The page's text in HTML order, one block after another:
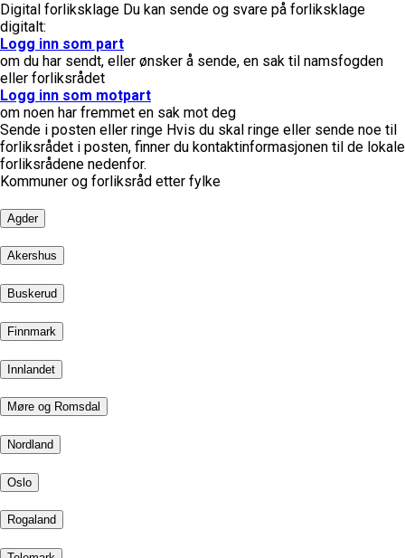
Digital forliksklage Du kan sende og svare på forliksklage
digitalt:
Logg inn som part
om du har sendt, eller ønsker å sende, en sak til namsfogden
eller forliksrådet
Logg inn som motpart
om noen har fremmet en sak mot deg
Sende i posten eller ringe Hvis du skal ringe eller sende noe til
forliksrådet i posten, finner du kontaktinformasjonen til de lokale
forliksrådene nedenfor.
Kommuner og forliksråd etter fylke
Agder
Akershus
Buskerud
Finnmark
Innlandet
Møre og Romsdal
Nordland
Oslo
Rogaland